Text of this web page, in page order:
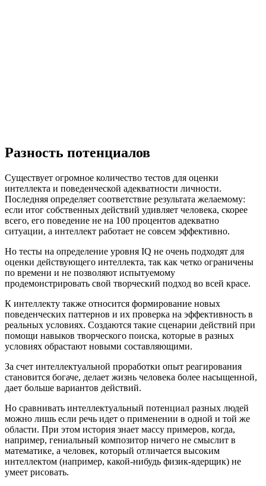
Разность потенциалов
Существует огромное количество тестов для оценки
интеллекта и поведенческой адекватности личности.
Последняя определяет соответствие результата желаемому:
если итог собственных действий удивляет человека, скорее
всего, его поведение не на 100 процентов адекватно
ситуации, а интеллект работает не совсем эффективно.
Но тесты на определение уровня IQ не очень подходят для
оценки действующего интеллекта, так как четко ограничены
по времени и не позволяют испытуемому
продемонстрировать свой творческий подход во всей красе.
К интеллекту также относится формирование новых
поведенческих паттернов и их проверка на эффективность в
реальных условиях. Создаются такие сценарии действий при
помощи навыков творческого поиска, которые в разных
условиях обрастают новыми составляющими.
За счет интеллектуальной проработки опыт реагирования
становится богаче, делает жизнь человека более насыщенной,
дает больше вариантов действий.
Но сравнивать интеллектуальный потенциал разных людей
можно лишь если речь идет о применении в одной и той же
области. При этом история знает массу примеров, когда,
например, гениальный композитор ничего не смыслит в
математике, а человек, который отличается высоким
интеллектом (например, какой-нибудь физик-ядерщик) не
умеет рисовать.